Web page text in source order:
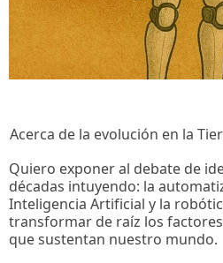
Acerca de la evolución en la
Quiero exponer al debate de
décadas intuyendo: la
Inteligencia Artificial y la
transformar de raíz los
que sustentan nuestro mundo.